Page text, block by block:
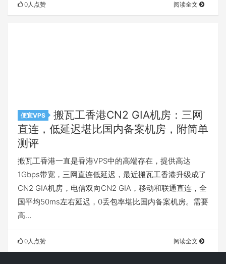
0人点赞 阅读全文
便宜VPS
搬瓦工香港CN2 GIA机房：三网
直连，低延迟堪比国内备案机房，附简单
测评
搬瓦工香港一直是香港VPS中的高端存在，提供高达
1Gbps带宽，三网直连低延迟，最近搬瓦工香港升级成了
CN2 GIA机房，电信双向CN2 GIA，移动和联通直连，全
国平均50ms左右延迟，0丢包率堪比国内备案机房。需要
高…
0人点赞 阅读全文